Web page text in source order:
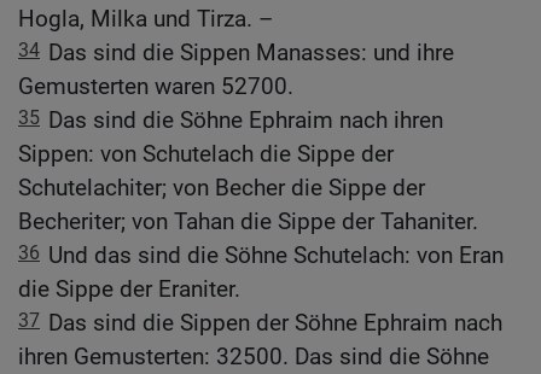
Hogla, Milka und Tirza. –
34 Das sind die Sippen Manasses: und ihre
Gemusterten waren 52700.
35 Das sind die Söhne Ephraim nach ihren
Sippen: von Schutelach die Sippe der
Schutelachiter; von Becher die Sippe der
Becheriter; von Tahan die Sippe der Tahaniter.
36 Und das sind die Söhne Schutelach: von Eran
die Sippe der Eraniter.
37 Das sind die Sippen der Söhne Ephraim nach
ihren Gemusterten: 32500. Das sind die Söhne